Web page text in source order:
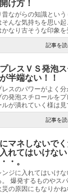
け方！
昔ながらの知識とい
そんな気持ちを思い
かなり古そうな印象を
記事を
レスＶＳ発泡
半端ない！！
レスのパワーがよく
の発泡スチロールを
が潰れていく様は見
記事を
マネしないで
れてはいけな
・。
ンジに入れてはいけ
。 爆発するものやス
災の原因にもなりかね